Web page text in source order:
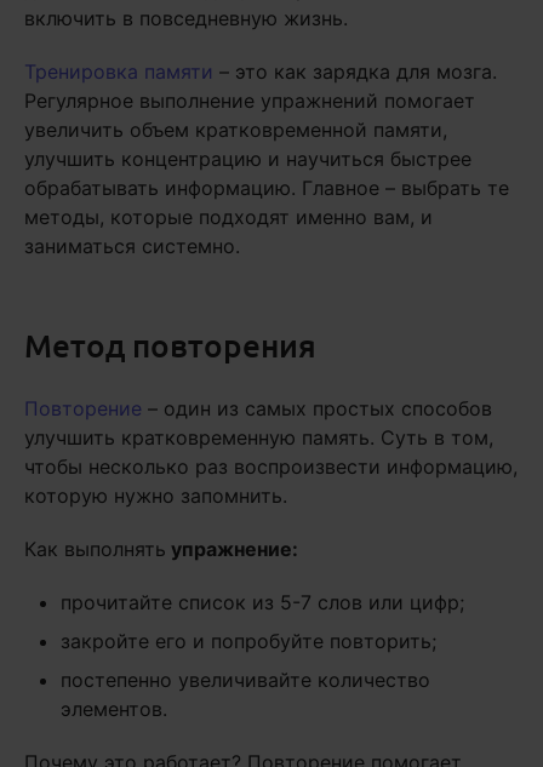
включить в повседневную жизнь.
Тренировка памяти – это как зарядка для мозга.
Регулярное выполнение упражнений помогает
увеличить объем кратковременной памяти,
улучшить концентрацию и научиться быстрее
обрабатывать информацию. Главное – выбрать те
методы, которые подходят именно вам, и
заниматься системно.
Метод повторения
Повторение – один из самых простых способов
улучшить кратковременную память. Суть в том,
чтобы несколько раз воспроизвести информацию,
которую нужно запомнить.
Как выполнять упражнение:
прочитайте список из 5-7 слов или цифр;
закройте его и попробуйте повторить;
постепенно увеличивайте количество
элементов.